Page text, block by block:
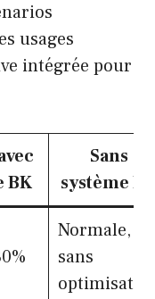
usages
intégrée pour
BK
Sans
système
Normale,
sans